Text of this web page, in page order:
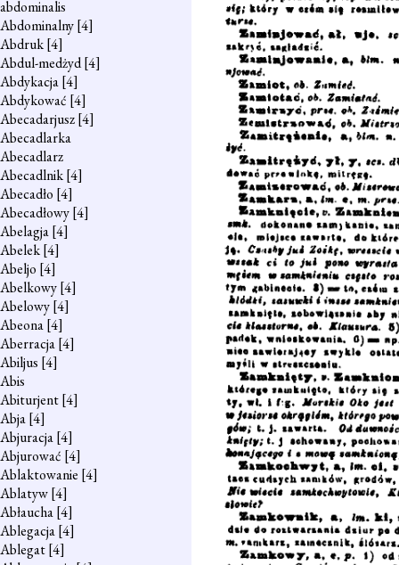
abdominalis
Abdominalny[4]
Abdruk[4]
Abdul-medżyd[4]
Abdykacja[4]
Abdykować [4]
Abecadarjusz[4]
Abecadlarka
Abecadlarz
Abecadlnik[4]
Abecadło [4]
Abecadłowy[4]
Abelagja[4]
Abelek[4]
Abeljo [4]
Abelkowy[4]
Abelowy[4]
Abeona[4]
Aberracja[4]
Abiljus [4]
Abis
Abiturjent[4]
Abja[4]
Abjuracja[4]
Abjurować [4]
Ablaktowanie [4]
Ablatyw[4]
Abłaucha[4]
Ablegacja[4]
Ablegat[4]